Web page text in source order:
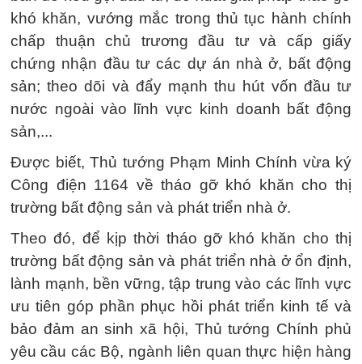
khó khăn, vướng mắc trong thủ tục hành chính
chấp thuận chủ trương đầu tư và cấp giấy
chứng nhận đầu tư các dự án nhà ở, bất động
sản; theo dõi và đẩy mạnh thu hút vốn đầu tư
nước ngoài vào lĩnh vực kinh doanh bất động
sản,...
Được biết, Thủ tướng Phạm Minh Chính vừa ký
Công điện 1164 về tháo gỡ khó khăn cho thị
trường bất động sản và phát triển nhà ở.
Theo đó, để kịp thời tháo gỡ khó khăn cho thị
trường bất động sản và phát triển nhà ở ổn định,
lành mạnh, bền vững, tập trung vào các lĩnh vực
ưu tiên góp phần phục hồi phát triển kinh tế và
bảo đảm an sinh xã hội, Thủ tướng Chính phủ
yêu cầu các Bộ, ngành liên quan thực hiện hàng